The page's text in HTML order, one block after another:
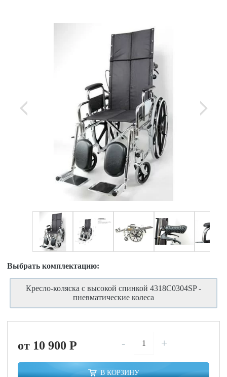
Выбрать комплектацию:
Кресло-коляска с высокой спинкой 4318C0304SP -
пневматические колеса
от 10 900P - +
В КОРЗИНУ